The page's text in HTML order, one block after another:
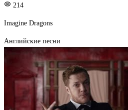
214
Imagine Dragons
Английские песни